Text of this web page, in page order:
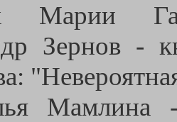
Марии
Зернов -
Мамлина